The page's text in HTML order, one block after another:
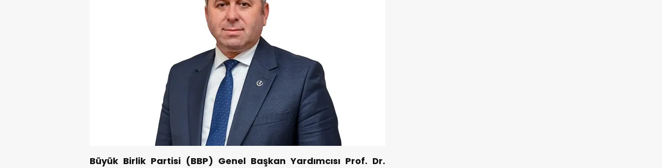
Büyük Birlik Partisi (BBP) Genel Başkan Yardımcısı Prof. Dr.